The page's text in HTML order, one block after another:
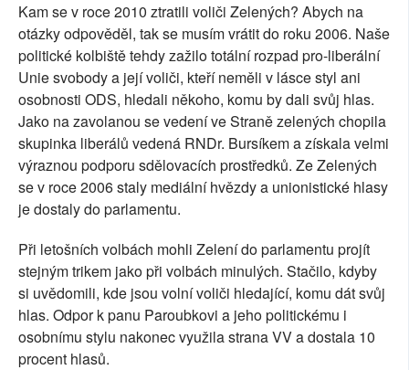
Kam se v roce 2010 ztratili voliči Zelených? Abych na
otázky odpověděl, tak se musím vrátit do roku 2006. Naše
politické kolbiště tehdy zažilo totální rozpad pro-liberální
Unie svobody a její voliči, kteří neměli v lásce styl ani
osobnosti ODS, hledali někoho, komu by dali svůj hlas.
Jako na zavolanou se vedení ve Straně zelených chopila
skupinka liberálů vedená RNDr. Bursíkem a získala velmi
výraznou podporu sdělovacích prostředků. Ze Zelených
se v roce 2006 staly mediální hvězdy a unionistické hlasy
je dostaly do parlamentu.
Při letošních volbách mohli Zelení do parlamentu projít
stejným trikem jako při volbách minulých. Stačilo, kdyby
si uvědomili, kde jsou volní voliči hledající, komu dát svůj
hlas. Odpor k panu Paroubkovi a jeho politickému i
osobnímu stylu nakonec využila strana VV a dostala 10
procent hlasů.